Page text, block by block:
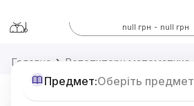
null грн - null грн
Предмет:Оберіть предмет
Головна Репетитори математика